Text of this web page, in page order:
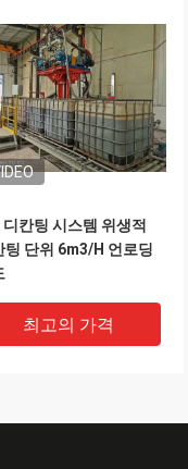
디칸팅 시스템 위생적
팅 단위 6m3/H 언로딩
최고의 가격